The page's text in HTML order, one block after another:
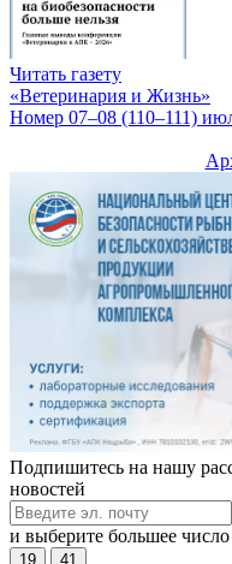
Читать газету
«Ветеринария и Жизнь»
Номер 07–08 (110–111)
Подпишитесь на нашу
новостей
и выберите большее число
19 41